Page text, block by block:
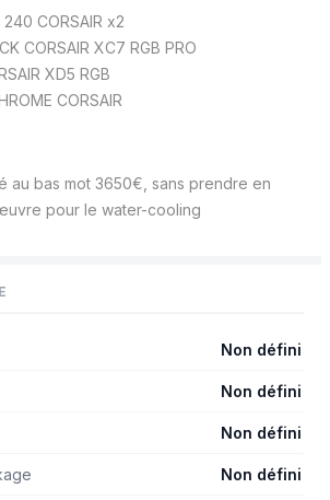
CORSAIR x2
XC7 RGB PRO
XD5 RGB
CORSAIR
au bas mot 3650€, sans prendre en
pour le water-cooling
Non défini
Non défini
Non défini
Non défini